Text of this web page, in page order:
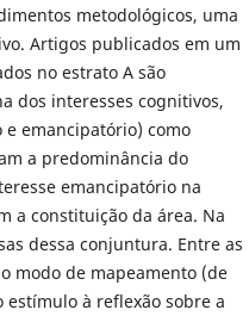
metodológicos, uma
Artigos publicados em um
no estrato A são
dos interesses cognitivos,
emancipatório) como
a predominância do
emancipatório na
a constituição da área. Na
dessa conjuntura. Entre as
modo de mapeamento (de
estímulo à reflexão sobre a